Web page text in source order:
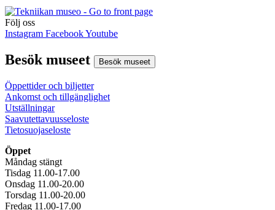
Följ oss
Instagram FacebookYoutube
Besök museet Besök museet
Öppettider och biljetter
Ankomst och tillgänglighet
Utställningar
Saavutettavuusseloste
Tietosuojaseloste
Öppet
Måndag stängt
Tisdag 11.00-17.00
Onsdag 11.00-20.00
Torsdag 11.00-20.00
Fredag 11.00-17.00